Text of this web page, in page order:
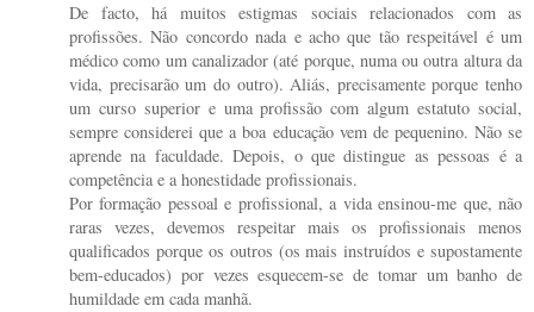
De facto, há muitos estigmas sociais relacionados com as
profissões. Não concordo nada e acho que tão respeitável é um
médico como um canalizador (até porque, numa ou outra altura da
vida, precisarão um do outro). Aliás, precisamente porque tenho
um curso superior e uma profissão com algum estatuto social,
sempre considerei que a boa educação vem de pequenino. Não se
aprende na faculdade. Depois, o que distingue as pessoas é a
competência e a honestidade profissionais.
Por formação pessoal e profissional, a vida ensinou-me que, não
raras vezes, devemos respeitar mais os profissionais menos
qualificados porque os outros (os mais instruídos e supostamente
bem-educados) por vezes esquecem-se de tomar um banho de
humildade em cada manhã.